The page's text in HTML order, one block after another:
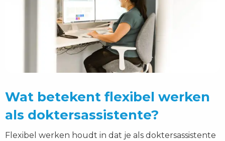
Wat betekent flexibel werken
als doktersassistente?
Flexibel werken houdt in dat je als doktersassistente